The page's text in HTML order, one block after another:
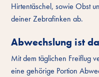
Hirtentäschel, sowie Obst
deiner Zebrafinken ab.
Abwechslung ist
Mit dem täglichen Freiflug
eine gehörige Portion